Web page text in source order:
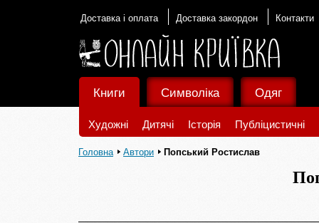
Доставка і оплата Доставка закордон Контакти
Книги
Художні Дитячі Історія Публіцистичні
Символіка Одяг
Головна Автори Попський Ростислав